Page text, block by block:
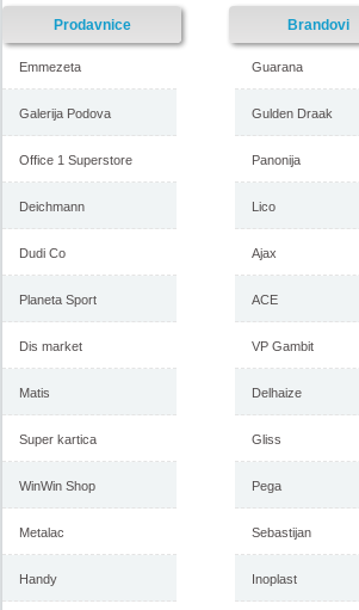
Prodavnice
Emmezeta
Galerija Podova
Office 1 Superstore
Deichmann
Dudi Co
Planeta Sport
Dis market
Matis
Super kartica
WinWin Shop
Metalac
Handy
Brandovi
Guarana
Gulden Draak
Panonija
Lico
Ajax
ACE
VP Gambit
Delhaize
Gliss
Pega
Sebastijan
Inoplast